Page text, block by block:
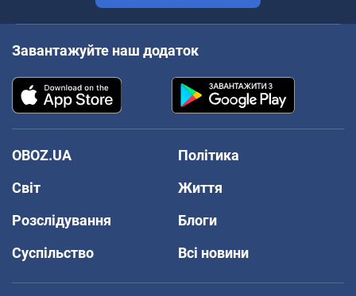
Завантажуйте наш додаток
OBOZ.UA
Політика
Світ
Життя
Розслідування
Блоги
Суспільство
Всі новини